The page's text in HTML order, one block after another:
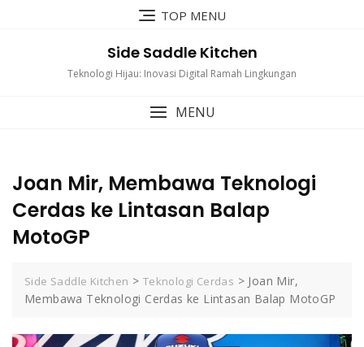
TOP MENU
Side Saddle Kitchen
Teknologi Hijau: Inovasi Digital Ramah Lingkungan
MENU
Joan Mir, Membawa Teknologi
Cerdas ke Lintasan Balap
MotoGP
Side Saddle Kitchen > Teknologi Cerdas > Joan Mir,
Membawa Teknologi Cerdas ke Lintasan Balap MotoGP